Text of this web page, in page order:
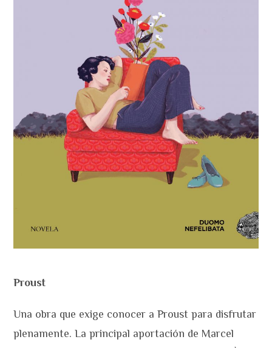
Proust
Una obra que exige conocer a Proust para disfrutar
plenamente. La principal aportación de Marcel